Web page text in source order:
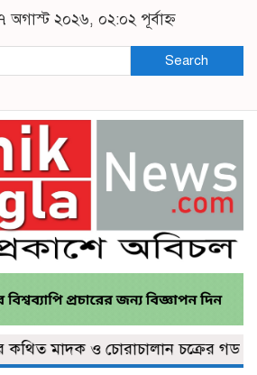
অগাস্ট ২০২৬, ০২:০২ পূর্বাহ্ন
Search
মাদক ও চোরাচালান চক্রের গডফাদার